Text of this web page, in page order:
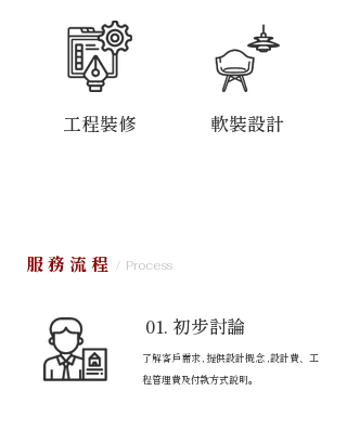
​工程裝修 ​軟裝設計
服務流程 / Process
01. 初步討論
了解客戶需求 , 提供設計概念 , 設計費、工
程管理費及付款方式說明。